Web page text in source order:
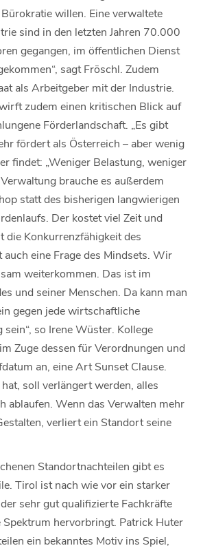
willen. Eine verwaltete
sind in den letzten Jahren 70.000
gegangen, im öffentlichen Dienst
sagt Fröschl. Zudem
als Arbeitgeber mit der Industrie.
zudem einen kritischen Blick auf
Förderlandschaft. „Es gibt
fördert als Österreich – aber wenig
findet: „Weniger Belastung, weniger
brauche es außerdem
statt des bisherigen langwierigen
Der kostet viel Zeit und
die Konkurrenzfähigkeit des
auch eine Frage des Mindsets. Wir
weiterkommen. Das ist im
und seiner Menschen. Da kann man
gegen jede wirtschaftliche
so Irene Wüster. Kollege
Zuge dessen für Verordnungen und
an, eine Art Sunset Clause.
soll verlängert werden, alles
ablaufen. Wenn das Verwalten mehr
verliert ein Standort seine
Standortnachteilen gibt es
Tirol ist nach wie vor ein starker
sehr gut qualifizierte Fachkräfte
Spektrum hervorbringt. Patrick Huter
ein bekanntes Motiv ins Spiel,